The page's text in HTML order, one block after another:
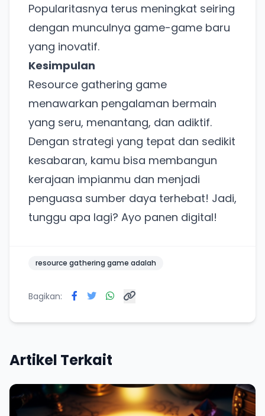
Popularitasnya terus meningkat seiring
dengan munculnya game-game baru
yang inovatif.
Kesimpulan
Resource gathering game
menawarkan pengalaman bermain
yang seru, menantang, dan adiktif.
Dengan strategi yang tepat dan sedikit
kesabaran, kamu bisa membangun
kerajaan impianmu dan menjadi
penguasa sumber daya terhebat! Jadi,
tunggu apa lagi? Ayo panen digital!
resource gathering game adalah
Bagikan:
Artikel Terkait
Lain kali saja